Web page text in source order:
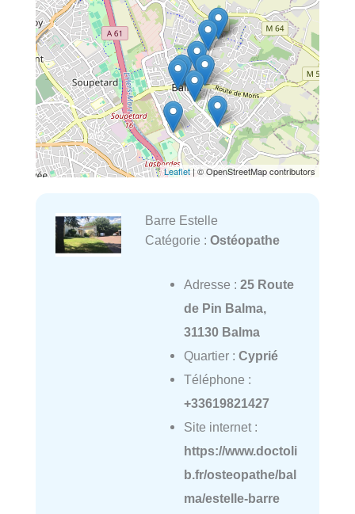
Leaflet | © OpenStreetMap contributors
Barre Estelle
Catégorie : Ostéopathe
Adresse : 25 Route
de Pin Balma,
31130 Balma
Quartier : Cyprié
Téléphone :
+33619821427
Site internet :
https://www.doctoli
b.fr/osteopathe/bal
ma/estelle-barre